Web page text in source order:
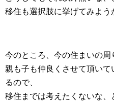
移住も選択肢に挙げてみよう
今のところ、今の住まいの周
親も子も仲良くさせて頂い
るので、
移住までは考えたくないな